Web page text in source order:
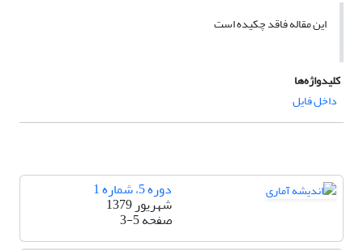
این مقاله فاقد چکیده است
کلیدواژه‌ها
داخل فایل
دوره 5، شماره 1
شهریور 1379
صفحه3-5